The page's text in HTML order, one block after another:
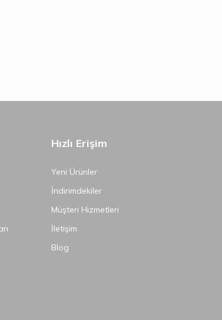
Hızlı Erişim
Yeni Ürünler
İndirimdekiler
Müşteri Hizmetleri
İletişim
Blog